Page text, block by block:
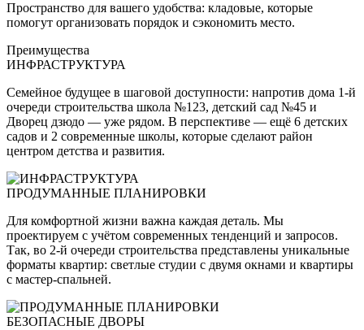
Пространство для вашего удобства: кладовые, которые
помогут организовать порядок и сэкономить место.
Преимущества
ИНФРАСТРУКТУРА
Семейное будущее в шаговой доступности: напротив дома 1-й
очереди строительства школа №123, детский сад №45 и
Дворец дзюдо — уже рядом. В перспективе — ещё 6 детских
садов и 2 современные школы, которые сделают район
центром детства и развития.
ПРОДУМАННЫЕ ПЛАНИРОВКИ
Для комфортной жизни важна каждая деталь. Мы
проектируем с учётом современных тенденций и запросов.
Так, во 2-й очереди строительства представлены уникальные
форматы квартир: светлые студии с двумя окнами и квартиры
с мастер-спальней.
БЕЗОПАСНЫЕ ДВОРЫ